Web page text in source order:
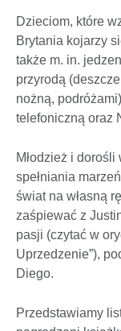
Dzieciom, które
Brytania kojarzy
także m. in.
przyrodą
nożną,
telefoniczną oraz
Młodzież i
spełniania
świat na własną
zaśpiewać z
pasji (czytać w
Uprzedzenie”),
Diego.
Przedstawiamy